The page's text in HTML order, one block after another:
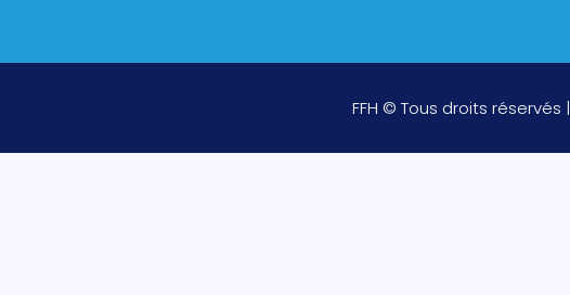
FFH © Tous droits réservés |